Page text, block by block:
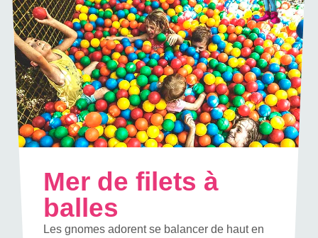
Mer de filets à
balles
Les gnomes adorent se balancer de haut en